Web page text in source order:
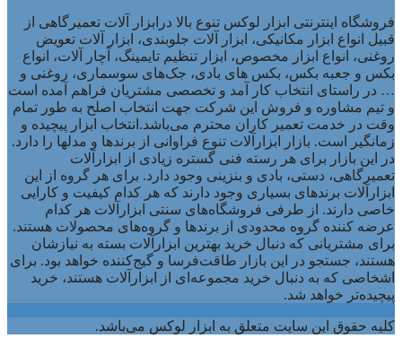
فروشگاه اینترنتی ابزار لوکس تنوع بالا درابزار آلات تعمیرگاهی از
قبیل انواع ابزار مکانیکی، ابزار آلات جلوبندی، ابزار آلات تعویض
روغنی، انواع ابزار مخصوص، ابزار تنظیم تایمینگ، آچار آلات، انواع
بکس و جعبه بکس، بکس های بادی، جک‌های سوسماری، روغنی و
… در راستای انتخاب کار آمد و تخصصی مشتریان فراهم آمده است
و تیم مشاوره و فروش این شرکت جهت انتخاب اصلح به طور تمام
وقت در خدمت تعمیر کاران محترم می‌باشد.انتخاب ابزار پیچیده و
زمانگیر است. بازار ابزارآلات تنوع فراوانی از برندها و مدلها را دارد.
در این بازار برای هر رسته فنی گستره زیادی از ابزارآلات
تعمیرگاهی، دستی، بادی و بنزینی وجود دارد. برای هر گروه از این
ابزارآلات برندهای بسیاری وجود دارند که هر کدام کیفیت و کارایی
خاصی دارند. از طرفی فروشگاه‌های سنتی ابزارآلات هر کدام
عرضه کننده گروه محدودی از برندها و گروه‌های محصولات هستند.
برای مشتریانی که دنبال خرید بهترین ابزارآلات بسته به نیازشان
هستند، جستجو در این بازار طاقت‌فرسا و گیج‌کننده خواهد بود. برای
اشخاصی که به دنبال خرید مجموعه‌ای از ابزارآلات هستند، خرید
پیچیده‌تر خواهد شد.
کلیه حقوق این سایت متعلق به ابزار لوکس می‌باشد.